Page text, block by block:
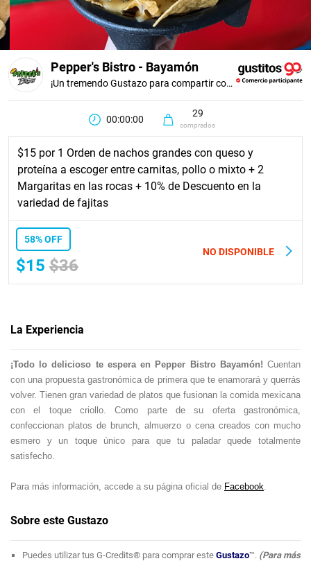
Pepper's Bistro - Bayamón
¡Un tremendo Gustazo para compartir con tu persona favorita!
00:00:00
29
comprados
$15 por 1 Orden de nachos grandes con queso y
proteína a escoger entre carnitas, pollo o mixto + 2
Margaritas en las rocas + 10% de Descuento en la
variedad de fajitas
58% OFF
$15 $36
NO DISPONIBLE
La Experiencia
¡Todo lo delicioso te espera en Pepper Bistro Bayamón! Cuentan
con una propuesta gastronómica de primera que te enamorará y querrás
volver. Tienen gran variedad de platos que fusionan la comida mexicana
con el toque criollo. Como parte de su oferta gastronómica,
confeccionan platos de brunch, almuerzo o cena creados con mucho
esmero y un toque único para que tu paladar quede totalmente
satisfecho.
Para más información, accede a su página oficial de Facebook
Sobre este Gustazo
Puedes utilizar tus G-Credits® para comprar este Gustazo™. (Para más